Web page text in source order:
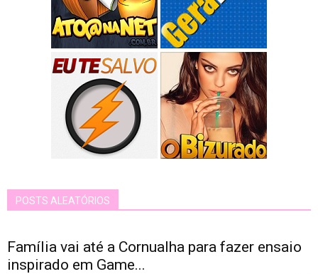
POSTS ALEATÓRIOS
Família vai até a Cornualha para fazer ensaio
inspirado em Game...